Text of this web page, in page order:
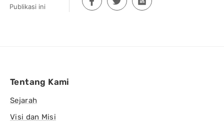
Publikasi ini
Tentang Kami
Sejarah
Visi dan Misi